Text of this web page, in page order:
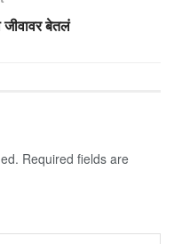
बेतलं
Required fields are